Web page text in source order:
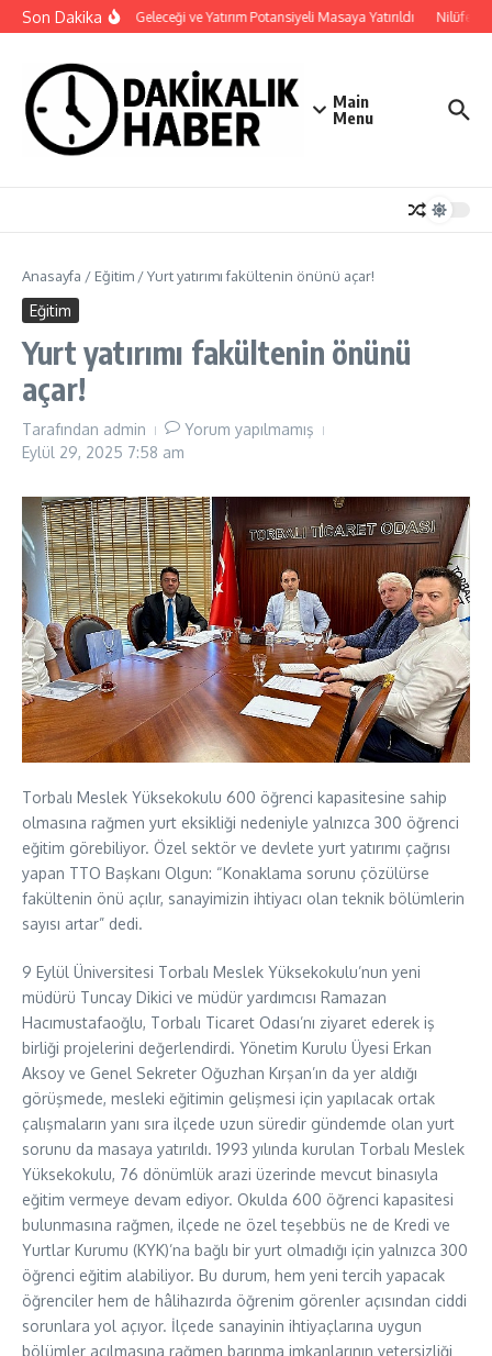
İçeriğe atla
Son Dakika
Haymana’nın Geleceği ve Yatırım Potansiyeli Masaya Yatırıldı
Main
Menu
Anasayfa / Eğitim /Yurt yatırımı fakültenin önünü açar!
Eğitim
Yurt yatırımı fakültenin önünü
açar!
Tarafından admin
Yorum yapılmamış
Eylül 29, 2025 7:58 am
Torbalı Meslek Yüksekokulu 600 öğrenci kapasitesine sahip
olmasına rağmen yurt eksikliği nedeniyle yalnızca 300 öğrenci
eğitim görebiliyor. Özel sektör ve devlete yurt yatırımı çağrısı
yapan TTO Başkanı Olgun: “Konaklama sorunu çözülürse
fakültenin önü açılır, sanayimizin ihtiyacı olan teknik bölümlerin
sayısı artar” dedi.
9 Eylül Üniversitesi Torbalı Meslek Yüksekokulu’nun yeni
müdürü Tuncay Dikici ve müdür yardımcısı Ramazan
Hacımustafaoğlu, Torbalı Ticaret Odası’nı ziyaret ederek iş
birliği projelerini değerlendirdi. Yönetim Kurulu Üyesi Erkan
Aksoy ve Genel Sekreter Oğuzhan Kırşan’ın da yer aldığı
görüşmede, mesleki eğitimin gelişmesi için yapılacak ortak
çalışmaların yanı sıra ilçede uzun süredir gündemde olan yurt
sorunu da masaya yatırıldı. 1993 yılında kurulan Torbalı Meslek
Yüksekokulu, 76 dönümlük arazi üzerinde mevcut binasıyla
eğitim vermeye devam ediyor. Okulda 600 öğrenci kapasitesi
bulunmasına rağmen, ilçede ne özel teşebbüs ne de Kredi ve
Yurtlar Kurumu (KYK)’na bağlı bir yurt olmadığı için yalnızca 300
öğrenci eğitim alabiliyor. Bu durum, hem yeni tercih yapacak
öğrenciler hem de hâlihazırda öğrenim görenler açısından ciddi
sorunlara yol açıyor. İlçede sanayinin ihtiyaçlarına uygun
bölümler açılmasına rağmen barınma imkanlarının yetersizliği